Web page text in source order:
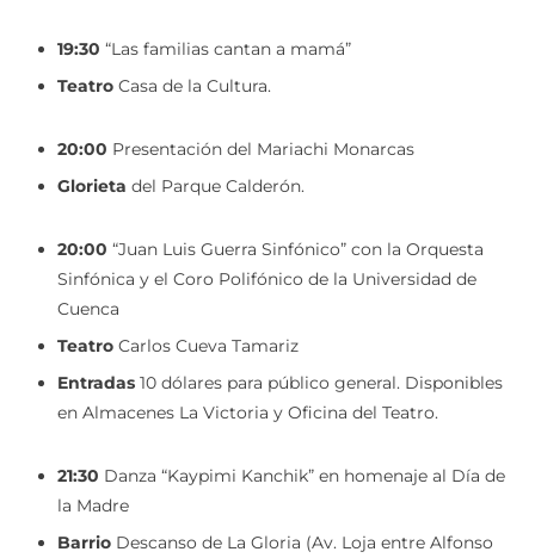
19:30 “Las familias cantan a mamá”
Teatro Casa de la Cultura.
20:00 Presentación del Mariachi Monarcas
Glorieta del Parque Calderón.
20:00 “Juan Luis Guerra Sinfónico” con la Orquesta
Sinfónica y el Coro Polifónico de la Universidad de
Cuenca
Teatro Carlos Cueva Tamariz
Entradas 10 dólares para público general. Disponibles
en Almacenes La Victoria y Oficina del Teatro.
21:30 Danza “Kaypimi Kanchik” en homenaje al Día de
la Madre
Barrio Descanso de La Gloria (Av. Loja entre Alfonso